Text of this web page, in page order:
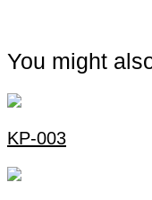
You might
KP-003